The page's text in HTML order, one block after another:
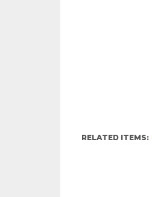
RELATED ITEMS: